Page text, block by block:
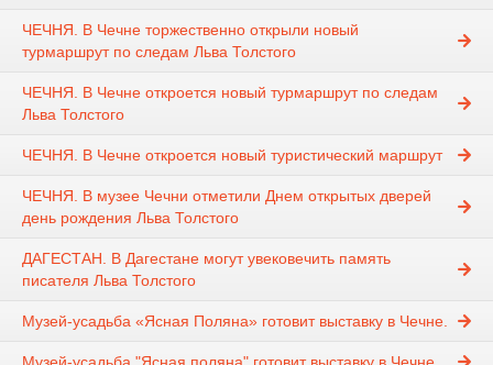
ЧЕЧНЯ. В Чечне торжественно открыли новый
турмаршрут по следам Льва Толстого
ЧЕЧНЯ. В Чечне откроется новый турмаршрут по следам
Льва Толстого
ЧЕЧНЯ. В Чечне откроется новый туристический маршрут
ЧЕЧНЯ. В музее Чечни отметили Днем открытых дверей
день рождения Льва Толстого
ДАГЕСТАН. В Дагестане могут увековечить память
писателя Льва Толстого
Музей-усадьба «Ясная Поляна» готовит выставку в Чечне.